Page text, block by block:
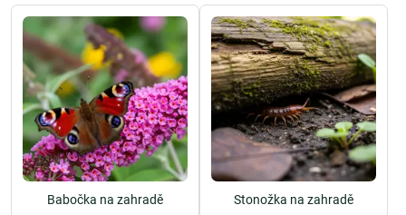
Babočka na zahradě Stonožka na zahradě